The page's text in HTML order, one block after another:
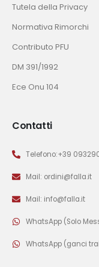
Tutela della Privacy
Normativa Rimorchi
Contributo PFU
DM 391/1992
Ece Onu 104
Contatti
Telefono:+39
Mail: ordini@falla.it
Mail: info@falla.it
WhatsApp (Solo
WhatsApp (ganci